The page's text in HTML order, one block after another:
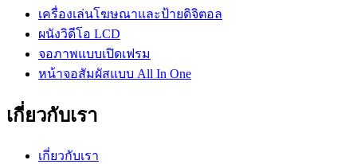
เครื่องเล่นโฆษณาและป้ายดิจิตอล
ผนังวิดีโอ LCD
จอภาพแบบเปิดเฟรม
หน้าจอสัมผัสแบบ All In One
เกี่ยวกับเรา
เกี่ยวกับเรา